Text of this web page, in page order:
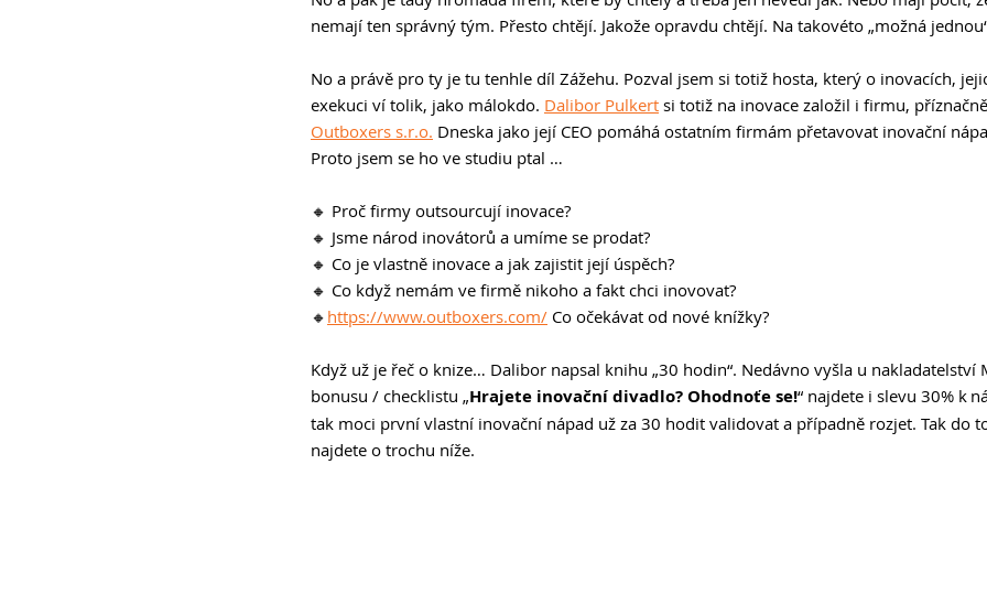
nemají ten správný tým. Přesto chtějí. Jakože opravdu chtějí. Na takovéto „možná
No a právě pro ty je tu tenhle díl Zážehu. Pozval jsem si totiž hosta, který o inovacích,
exekuci ví tolik, jako málokdo. Dalibor Pulkert si totiž na inovace založil i firmu,
Outboxers s.r.o. Dneska jako její CEO pomáhá ostatním firmám přetavovat inovační
Proto jsem se ho ve studiu ptal …
🔸 Proč firmy outsourcují inovace?
🔸 Jsme národ inovátorů a umíme se prodat?
🔸 Co je vlastně inovace a jak zajistit její úspěch?
🔸 Co když nemám ve firmě nikoho a fakt chci inovovat?
🔸 https://www.outboxers.com/ Co očekávat od nové knížky?
Když už je řeč o knize… Dalibor napsal knihu „30 hodin“. Nedávno vyšla u nakladatelství
bonusu / checklistu „Hrajete inovační divadlo? Ohodnoťe se!“ najdete i slevu 30% k
tak moci první vlastní inovační nápad už za 30 hodit validovat a případně rozjet. Tak do
najdete o trochu níže.